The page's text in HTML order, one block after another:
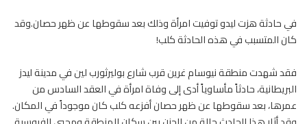
في حادثة هزت ليدو توفيت امرأة وذلك بعد سقوطها عن ظهر حصان.وقد
كان المتسبب في هذه الحادثة كلب!
فقد شهدت منطقة نيوسام غرين قرب شارع بوليرثورب لين في مدينة ليدز
البريطانية، حادثاً مأساوياً أدى إلى وفاة امرأة في العقد السادس من
عمرها، بعد سقوطها عن ظهر حصان أفزعه كلب كان موجوداً في المكان.